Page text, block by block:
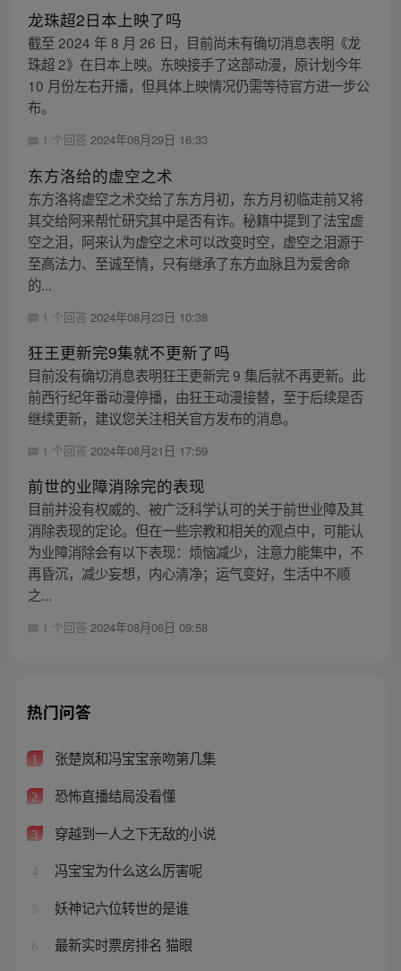
龙珠超2日本上映了吗
截至 2024 年 8 月 26 日，目前尚未有确切消息表明《龙
珠超 2》在日本上映。东映接手了这部动漫，原计划今年
10 月份左右开播，但具体上映情况仍需等待官方进一步公
布。
1 个回答 2024年08月29日 16:33
东方洛给的虚空之术
东方洛将虚空之术交给了东方月初，东方月初临走前又将
其交给阿来帮忙研究其中是否有诈。秘籍中提到了法宝虚
空之泪，阿来认为虚空之术可以改变时空，虚空之泪源于
至高法力、至诚至情，只有继承了东方血脉且为爱舍命
的...
1 个回答 2024年08月23日 10:38
狂王更新完9集就不更新了吗
目前没有确切消息表明狂王更新完 9 集后就不再更新。此
前西行纪年番动漫停播，由狂王动漫接替，至于后续是否
继续更新，建议您关注相关官方发布的消息。
1 个回答 2024年08月21日 17:59
前世的业障消除完的表现
目前并没有权威的、被广泛科学认可的关于前世业障及其
消除表现的定论。但在一些宗教和相关的观点中，可能认
为业障消除会有以下表现：烦恼减少，注意力能集中，不
再昏沉，减少妄想，内心清净；运气变好，生活中不顺
之...
1 个回答 2024年08月06日 09:58
热门问答
1 张楚岚和冯宝宝亲吻第几集
2 恐怖直播结局没看懂
3 穿越到一人之下无敌的小说
4 冯宝宝为什么这么厉害呢
5 妖神记六位转世的是谁
6 最新实时票房排名 猫眼